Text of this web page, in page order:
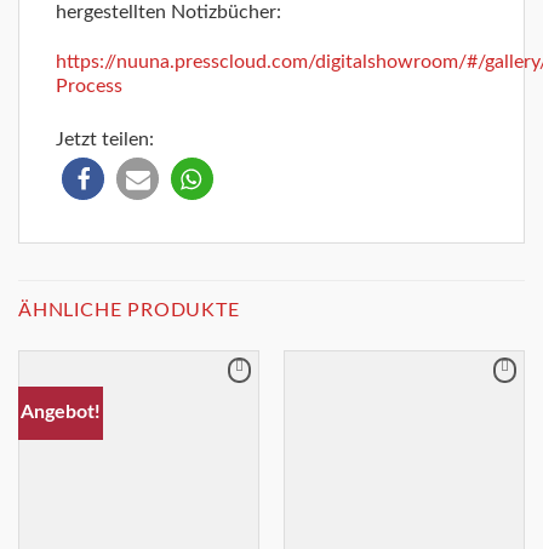
hergestellten Notizbücher:
https://nuuna.presscloud.com/digitalshowroom/#/
Process
Jetzt teilen:
ÄHNLICHE PRODUKTE
Angebot!
Merkliste Merkliste